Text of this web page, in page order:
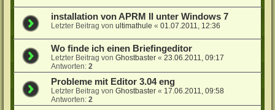
installation von APRM II unter Windows 7
Letzter Beitrag vonultimathule «01.07.2011, 12:36
Wo finde ich einen Briefingeditor
Letzter Beitrag vonGhostbaster «23.06.2011, 09:17
Antworten:2
Probleme mit Editor 3.04 eng
Letzter Beitrag vonGhostbaster « 17.06.2011, 09:58
Antworten:2